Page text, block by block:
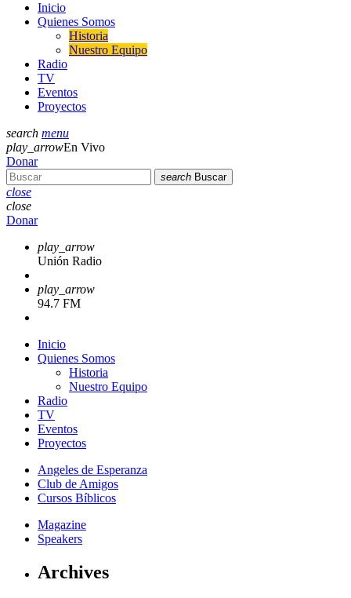
Inicio
Quienes Somos
Historia
Nuestro Equipo
Radio
TV
Eventos
Proyectos
search menu
play_arrowEn Vivo
Donar
search Buscar
close
close
Donar
play_arrow
Unión Radio
play_arrow
94.7 FM
Inicio
Quienes Somos
Historia
Nuestro Equipo
Radio
TV
Eventos
Proyectos
Angeles de Esperanza
Club de Amigos
Cursos Bíblicos
Magazine
Speakers
Archives